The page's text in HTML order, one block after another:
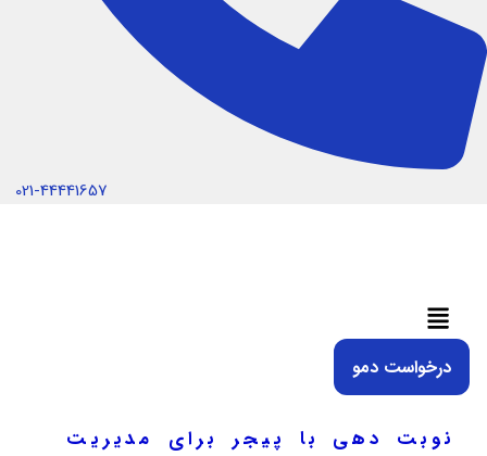
021-44441657
منو
درخواست دمو
نوبت دهی با پیجر برای مدیریت